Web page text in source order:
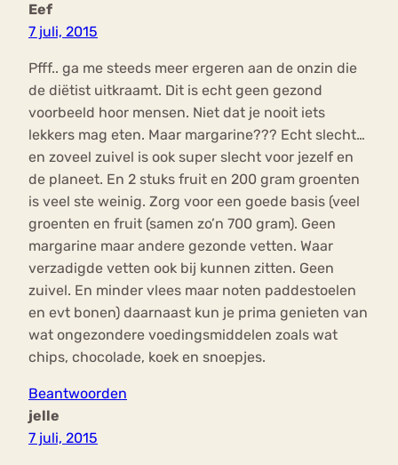
Eef
7 juli, 2015
Pfff.. ga me steeds meer ergeren aan de onzin die
de diëtist uitkraamt. Dit is echt geen gezond
voorbeeld hoor mensen. Niet dat je nooit iets
lekkers mag eten. Maar margarine??? Echt slecht…
en zoveel zuivel is ook super slecht voor jezelf en
de planeet. En 2 stuks fruit en 200 gram groenten
is veel ste weinig. Zorg voor een goede basis (veel
groenten en fruit (samen zo’n 700 gram). Geen
margarine maar andere gezonde vetten. Waar
verzadigde vetten ook bij kunnen zitten. Geen
zuivel. En minder vlees maar noten paddestoelen
en evt bonen) daarnaast kun je prima genieten van
wat ongezondere voedingsmiddelen zoals wat
chips, chocolade, koek en snoepjes.
Beantwoorden
jelle
7 juli, 2015